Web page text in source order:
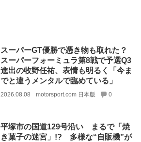
スーパーGT優勝で憑き物も取れた？
スーパーフォーミュラ第8戦で予選Q3
進出の牧野任祐、表情も明るく「今ま
でと違うメンタルで臨めている」
2026.08.08 motorsport.com 日本版 0
平塚市の国道129号沿い まるで「焼
き菓子の迷宮」!? 多様な“自販機”が